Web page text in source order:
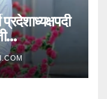
प्रदेशाध्यक्षपदी